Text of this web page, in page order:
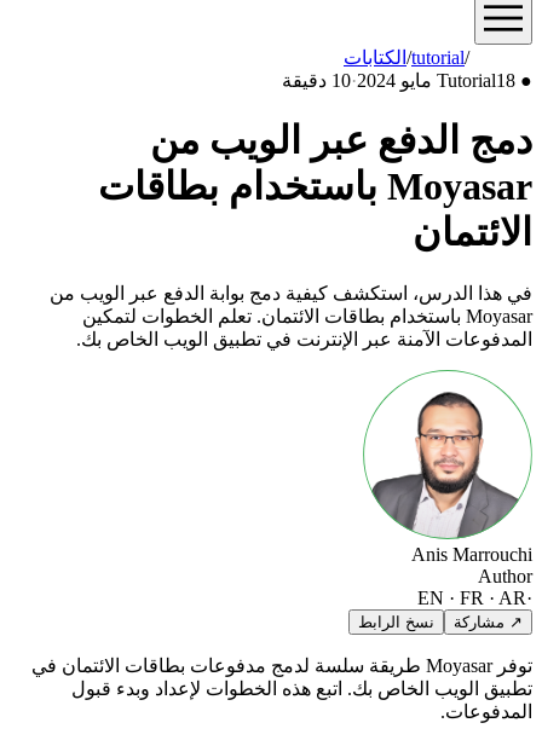
الكتابات/tutorial
●
Tutorial18 مايو 2024 ·10 دقيقة
دمج الدفع عبر الويب من
Moyasar باستخدام بطاقات
الائتمان
في هذا الدرس، استكشف كيفية دمج بوابة الدفع عبر الويب من
Moyasar باستخدام بطاقات الائتمان. تعلم الخطوات لتمكين
المدفوعات الآمنة عبر الإنترنت في تطبيق الويب الخاص بك.
Anis Marrouchi
Author
EN · FR · AR
↗ مشاركة نسخ الرابط
توفر Moyasar طريقة سلسة لدمج مدفوعات بطاقات الائتمان في
تطبيق الويب الخاص بك. اتبع هذه الخطوات لإعداد وبدء قبول
المدفوعات.